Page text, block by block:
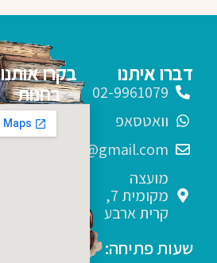
דברו איתנו
02-9961079
וואטסאפ
sfarim.k4@gmail.com
מועצה
מקומית 7,
קרית ארבע
שעות פתיחה:
בקרו אותנו
בחנות